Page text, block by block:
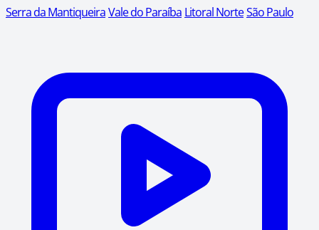
Serra da MantiqueiraVale do Paraíba Litoral NorteSão Paulo